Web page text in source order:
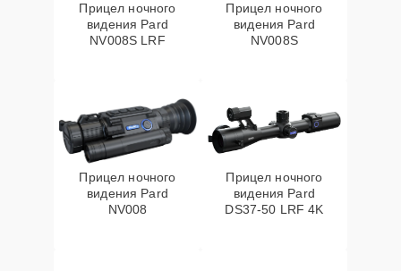
Прицел ночного
видения Pard
NV008S LRF
Прицел ночного
видения Pard
NV008S
Прицел ночного
видения Pard
NV008
Прицел ночного
видения Pard
DS37-50 LRF 4K